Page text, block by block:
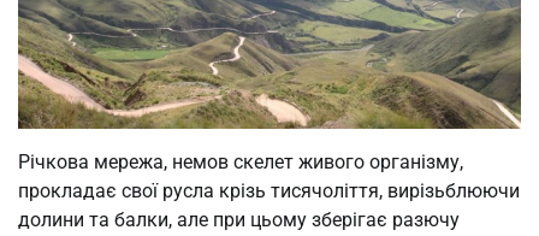
Річкова мережа, немов скелет живого організму,
прокладає свої русла крізь тисячоліття, вирізьблюючи
долини та балки, але при цьому зберігає разючу